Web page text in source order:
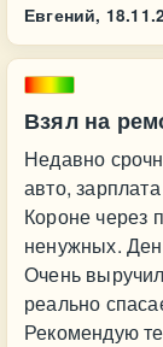
Евгений,
Взял на
Недавно
авто,
Короне через
ненужных.
Очень
реально
Рекомендую